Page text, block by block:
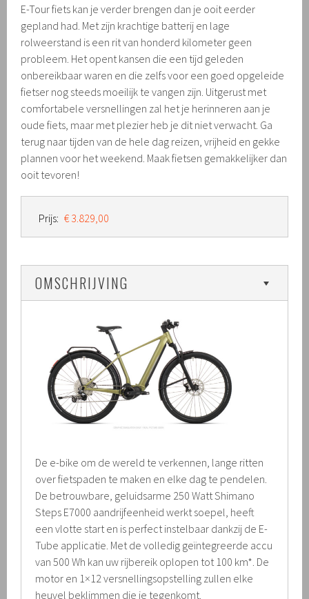
E-Tour fiets kan je verder brengen dan je ooit eerder
gepland had. Met zijn krachtige batterij en lage
rolweerstand is een rit van honderd kilometer geen
probleem. Het opent kansen die een tijd geleden
onbereikbaar waren en die zelfs voor een goed opgeleide
fietser nog steeds moeilijk te vangen zijn. Uitgerust met
comfortabele versnellingen zal het je herinneren aan je
oude fiets, maar met plezier heb je dit niet verwacht. Ga
terug naar tijden van de hele dag reizen, vrijheid en gekke
plannen voor het weekend. Maak fietsen gemakkelijker dan
ooit tevoren!
Prijs: € 3.829,00
OMSCHRIJVING
De e-bike om de wereld te verkennen, lange ritten
over fietspaden te maken en elke dag te pendelen.
De betrouwbare, geluidsarme 250 Watt Shimano
Steps E7000 aandrijfeenheid werkt soepel, heeft
een vlotte start en is perfect instelbaar dankzij de E-
Tube applicatie. Met de volledig geïntegreerde accu
van 500 Wh kan uw rijbereik oplopen tot 100 km*. De
motor en 1×12 versnellingsopstelling zullen elke
heuvel beklimmen die je tegenkomt.